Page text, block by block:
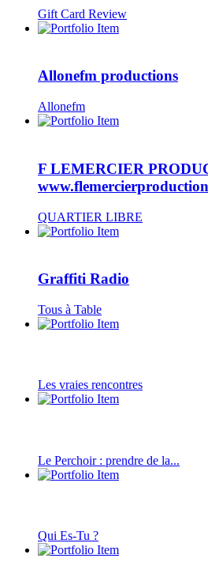
Gift Card Review
Allonefm productions
Allonefm
F LEMERCIER
QUARTIER LIBRE
Graffiti Radio
Tous à Table
Les vraies rencontres
Le Perchoir : prendre de la...
Qui Es-Tu ?